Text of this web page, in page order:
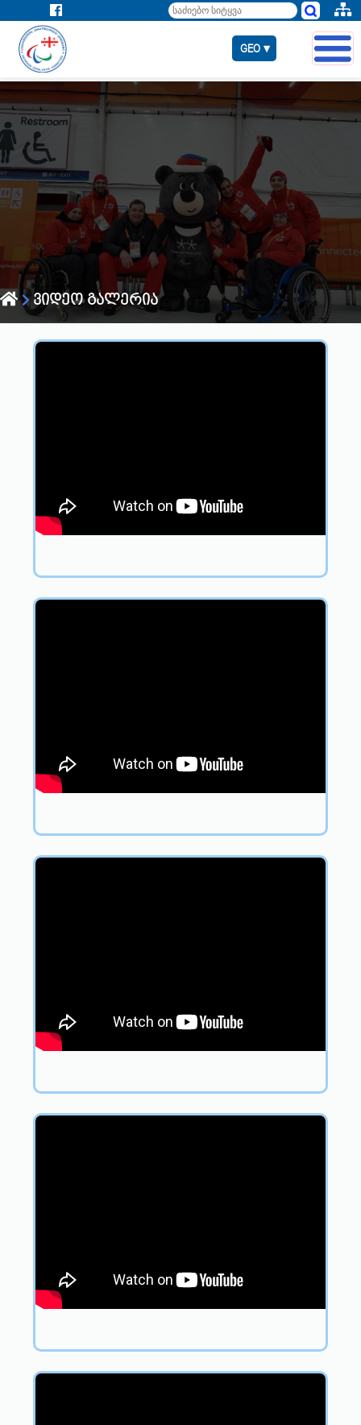
GEO ▾
ვიდეო გალერია